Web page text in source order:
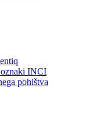
oznaki INCI
pohištva